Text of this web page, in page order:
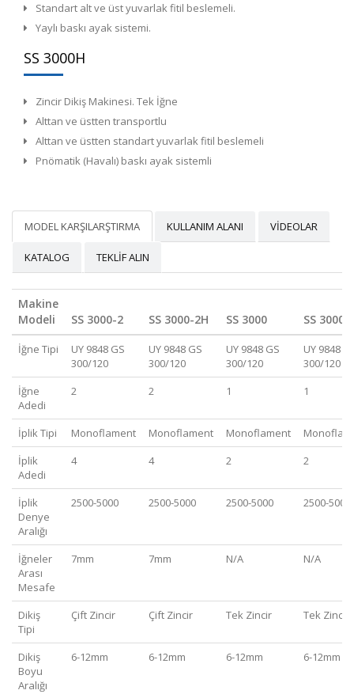
Standart alt ve üst yuvarlak fitil beslemeli.
Yaylı baskı ayak sistemi.
SS 3000H
Zincir Dikiş Makinesi. Tek İğne
Alttan ve üstten transportlu
Alttan ve üstten standart yuvarlak fitil beslemeli
Pnömatik (Havalı) baskı ayak sistemli
MODEL KARŞILARŞTIRMA KULLANIM ALANI VIDEOLAR
KATALOG TEKLIF ALIN
Makine
Modeli
SS 3000-2 SS 3000-2H SS 3000 SS 3000H
İğne Tipi
UY 9848 GS
300/120
UY 9848 GS
300/120
UY 9848 GS
300/120
UY 9848
300/120
İğne
Adedi
2 2 1 1
İplik Tipi Monoflament Monoflament Monoflament
İplik
Adedi
4 4 2 2
İplik
Denye
Aralığı
2500-5000 2500-5000 2500-5000 2500-5000
İğneler
Arası
Mesafe
7mm 7mm N/A N/A
Dikiş
Tipi
Çift Zincir Çift Zincir Tek Zincir Tek Zincir
Dikiş
Boyu
Aralığı
6-12mm 6-12mm 6-12mm 6-12mm